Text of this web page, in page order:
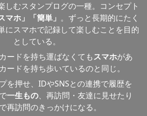
しむスタンプログの一種。コンセプト
マホ」「簡単」 。ずっと長期的にたく
にスマホで記録して楽しむことを目的
としている。
ードを持ち運ばなくてもスマホがあ
ードを持ち歩いているのと同じ。
を押せ、IDやSNSとの連携で履歴を
一生もの、再訪問・友達に見せたり
再訪問のきっかけになる。